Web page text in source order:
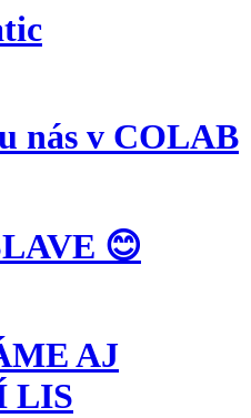
nás v COLAB
😊
AJ
LIS